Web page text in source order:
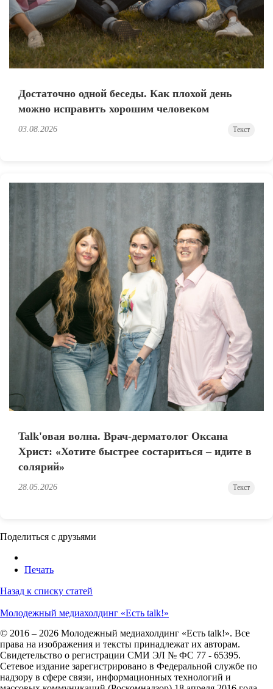
Достаточно одной беседы. Как плохой день
можно исправить хорошим человеком
03.08.2026 Текст
Talk'овая волна. Врач-дерматолог Оксана
Христ: «Хотите быстрее состариться – идите в
солярий»
28.05.2026 Текст
Поделиться с друзьями
Печать
Назад к списку статей
Молодежный медиахолдинг «Есть talk!»
© 2016 – 2026 Молодежный медиахолдинг «Есть talk!». Все
права на изображения и тексты принадлежат их авторам.
Свидетельство о регистрации СМИ ЭЛ № ФС 77 - 65395.
Сетевое издание зарегистрировано в Федеральной службе по
надзору в сфере связи, информационных технологий и